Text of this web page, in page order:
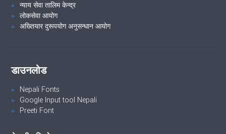
न्याय सेवा तालिम केन्द्र
लोकसेवा आयोग
अख्तियार दुरूपयोग अनुसन्धान आयोग
डाउनलोड
Nepali Fonts
Google Input tool Nepali
Preeti Font